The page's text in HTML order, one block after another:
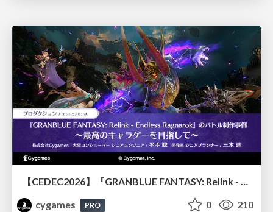
【CEDEC2026】『GRANBLUE FANTASY: Relink - Endless Ragnarok』のバトル制作事例 ～最高のキャラゲーを目指して～
cygames
PRO 0 210